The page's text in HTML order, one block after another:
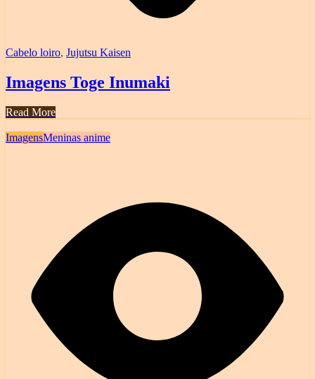
Cabelo loiro, Jujutsu Kaisen
Imagens Toge Inumaki
Read More
ImagensMeninas anime